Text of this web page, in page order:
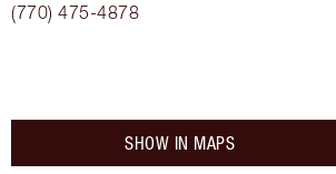
(770) 475-4878
SHOW IN MAPS